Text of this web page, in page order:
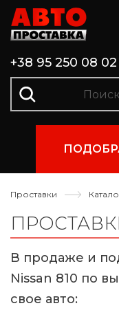
+38 95 250 08 02
Проставки
В продаже и
Nissan 810 по
свое авто: